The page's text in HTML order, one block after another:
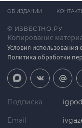
© ИЗВЕСТНО.РУ
Копирование
Условия использования
Политика обработки
ОБ ИЗДАНИИ
Подписка
Email